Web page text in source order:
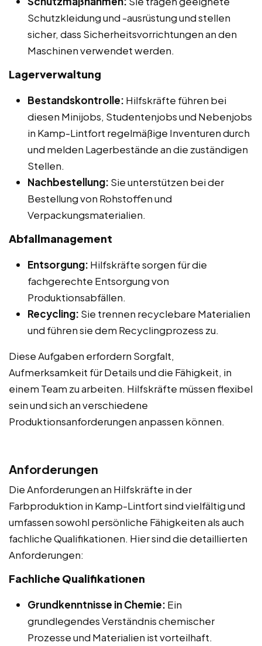
Schutzkleidung und -ausrüstung und stellen
sicher, dass Sicherheitsvorrichtungen an den
Maschinen verwendet werden.
Lagerverwaltung
Bestandskontrolle: Hilfskräfte führen bei
diesen Minijobs, Studentenjobs und Nebenjobs
in Kamp-Lintfort regelmäßige Inventuren durch
und melden Lagerbestände an die zuständigen
Stellen.
Nachbestellung: Sie unterstützen bei der
Bestellung von Rohstoffen und
Verpackungsmaterialien.
Abfallmanagement
Entsorgung: Hilfskräfte sorgen für die
fachgerechte Entsorgung von
Produktionsabfällen.
Recycling: Sie trennen recyclebare Materialien
und führen sie dem Recyclingprozess zu.
Diese Aufgaben erfordern Sorgfalt,
Aufmerksamkeit für Details und die Fähigkeit, in
einem Team zu arbeiten. Hilfskräfte müssen flexibel
sein und sich an verschiedene
Produktionsanforderungen anpassen können.
Anforderungen
Die Anforderungen an Hilfskräfte in der
Farbproduktion in Kamp-Lintfort sind vielfältig und
umfassen sowohl persönliche Fähigkeiten als auch
fachliche Qualifikationen. Hier sind die detaillierten
Anforderungen:
Fachliche Qualifikationen
Grundkenntnisse in Chemie: Ein
grundlegendes Verständnis chemischer
Prozesse und Materialien ist vorteilhaft.